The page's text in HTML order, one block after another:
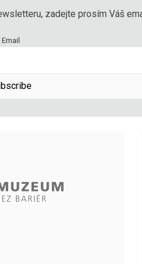
zadejte prosím Váš
Email